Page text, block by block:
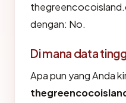
dengan: No.
Di mana data
Apa pun yang Anda